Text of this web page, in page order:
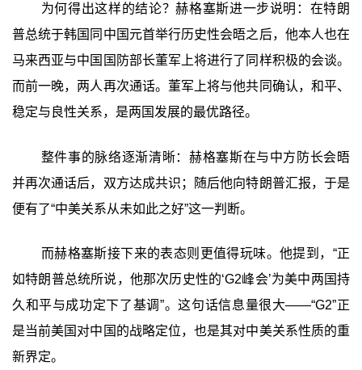
为何得出这样的结论？赫格塞斯进一步说明：在特朗
普总统于韩国同中国元首举行历史性会晤之后，他本人也在
马来西亚与中国国防部长董军上将进行了同样积极的会谈。
而前一晚，两人再次通话。董军上将与他共同确认，和平、
稳定与良性关系，是两国发展的最优路径。
整件事的脉络逐渐清晰：赫格塞斯在与中方防长会晤
并再次通话后，双方达成共识；随后他向特朗普汇报，于是
便有了“中美关系从未如此之好”这一判断。
而赫格塞斯接下来的表态则更值得玩味。他提到，“正
如特朗普总统所说，他那次历史性的‘G2峰会’为美中两国持
久和平与成功定下了基调”。这句话信息量很大——“G2”正
是当前美国对中国的战略定位，也是其对中美关系性质的重
新界定。